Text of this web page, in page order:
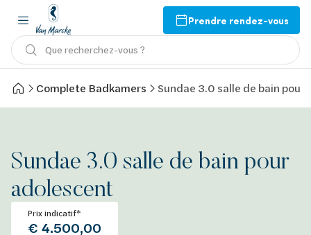
Prendre rendez-vous
Que recherchez-vous ?
Complete Badkamers Sundae 3.0 salle de bain pour
Sundae 3.0 salle de bain pour
adolescent
Prix indicatif*
€ 4.500,00